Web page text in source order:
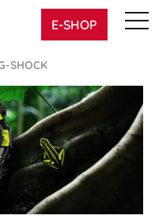
E-SHOP
SHOCK